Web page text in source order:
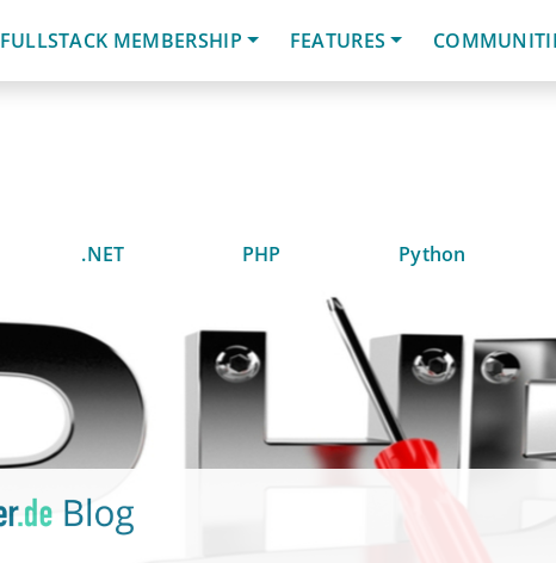
FULLSTACK MEMBERSHIP FEATURES
.NET PHP Python